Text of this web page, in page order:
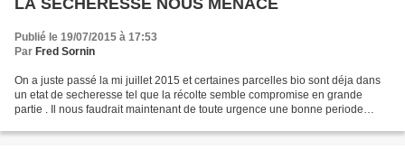
Publié le 19/07/2015 à 17:53
Par Fred Sornin
On a juste passé la mi juillet 2015 et certaines parcelles bio sont déja dans
un etat de secheresse tel que la récolte semble compromise en grande
partie . Il nous faudrait maintenant de toute urgence une bonne periode